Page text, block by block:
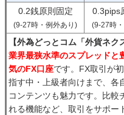
0.2銭原則固定
(9-27時・例外あり)
0.3pips
(9-27時
【外為どっとコム「外貨ネク
業界最狭水準のスプレッドと
気のFX口座です。FX取引が
指す中・上級者向けまで、各
コンテンツも魅力です。比較
れる機能など、取引をサポー